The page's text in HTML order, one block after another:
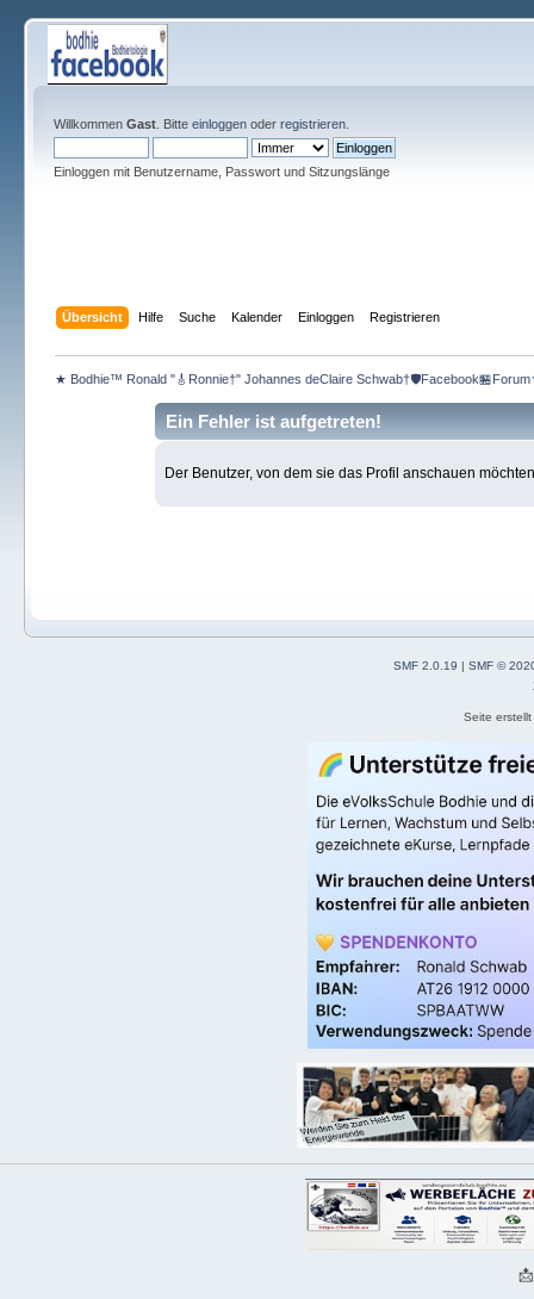
Willkommen Gast. Bitte einloggenoder registrieren.
Einloggen mit Benutzername, Passwort und Sitzungslänge
Übersicht Hilfe Suche Kalender Einloggen Registrieren
★ Bodhie™ Ronald "🎸Ronnie†" Johannes deClaire
Ein Fehler ist aufgetreten!
Der Benutzer, von dem sie das Profil anschauen
SMF 2.0.19 |SMF ©
Seite